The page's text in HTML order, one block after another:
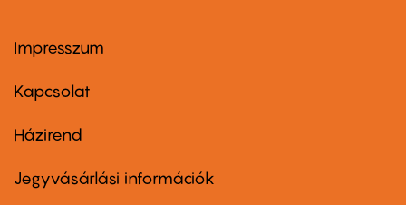
Footer
first
Impresszum
Kapcsolat
Footer
second
Házirend
Jegyvásárlási információk